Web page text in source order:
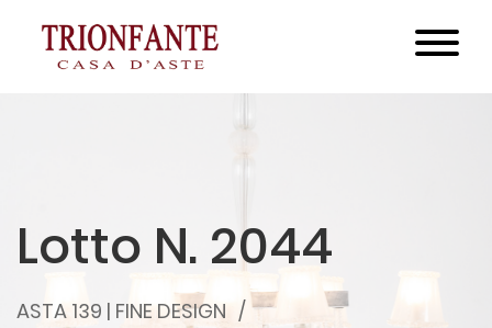
Lotto N. 2044
ASTA 139 | FINE DESIGN